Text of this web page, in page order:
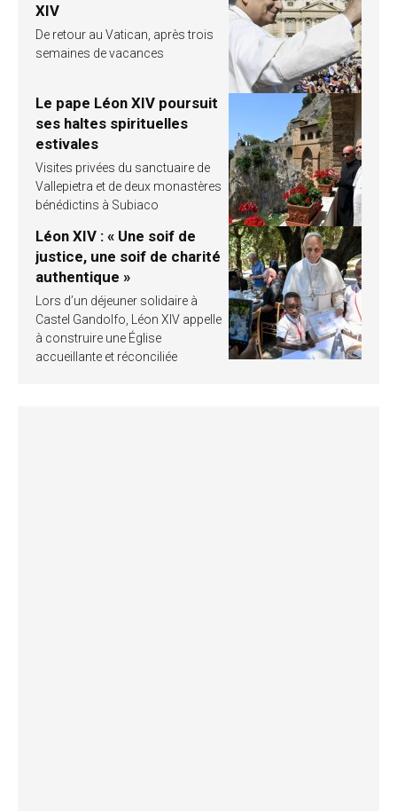
XIV
De retour au Vatican, après trois
semaines de vacances
Le pape Léon XIV poursuit
ses haltes spirituelles
estivales
Visites privées du sanctuaire de
Vallepietra et de deux monastères
bénédictins à Subiaco
Léon XIV : « Une soif de
justice, une soif de charité
authentique »
Lors d’un déjeuner solidaire à
Castel Gandolfo, Léon XIV appelle
à construire une Église
accueillante et réconciliée